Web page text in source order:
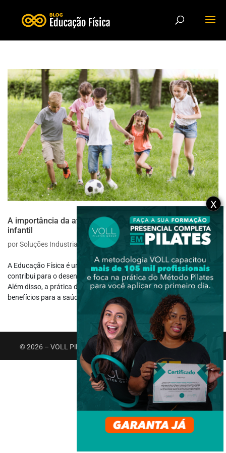
A importância da atividade física para o desenvolvimento
infantil
porSoluções Industriais jun 5, 2023 Infantil e Escolar
A Educação Física é uma disciplina fundamental nas escolas, pois
contribui para o desenvolvimento infantil, seja físico ou mental.
Além disso, a prática de atividades físicas regulares traz inúmeros
benefícios para a saúde, tanto no curto quanto no longo prazo. A...
© 2026 – VOLL Pilates Group. Todos os direitos reservados.
X